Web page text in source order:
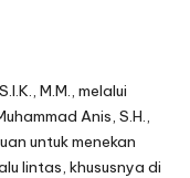
M.M., melalui
Anis, S.H.,
untuk menekan
lintas, khususnya di